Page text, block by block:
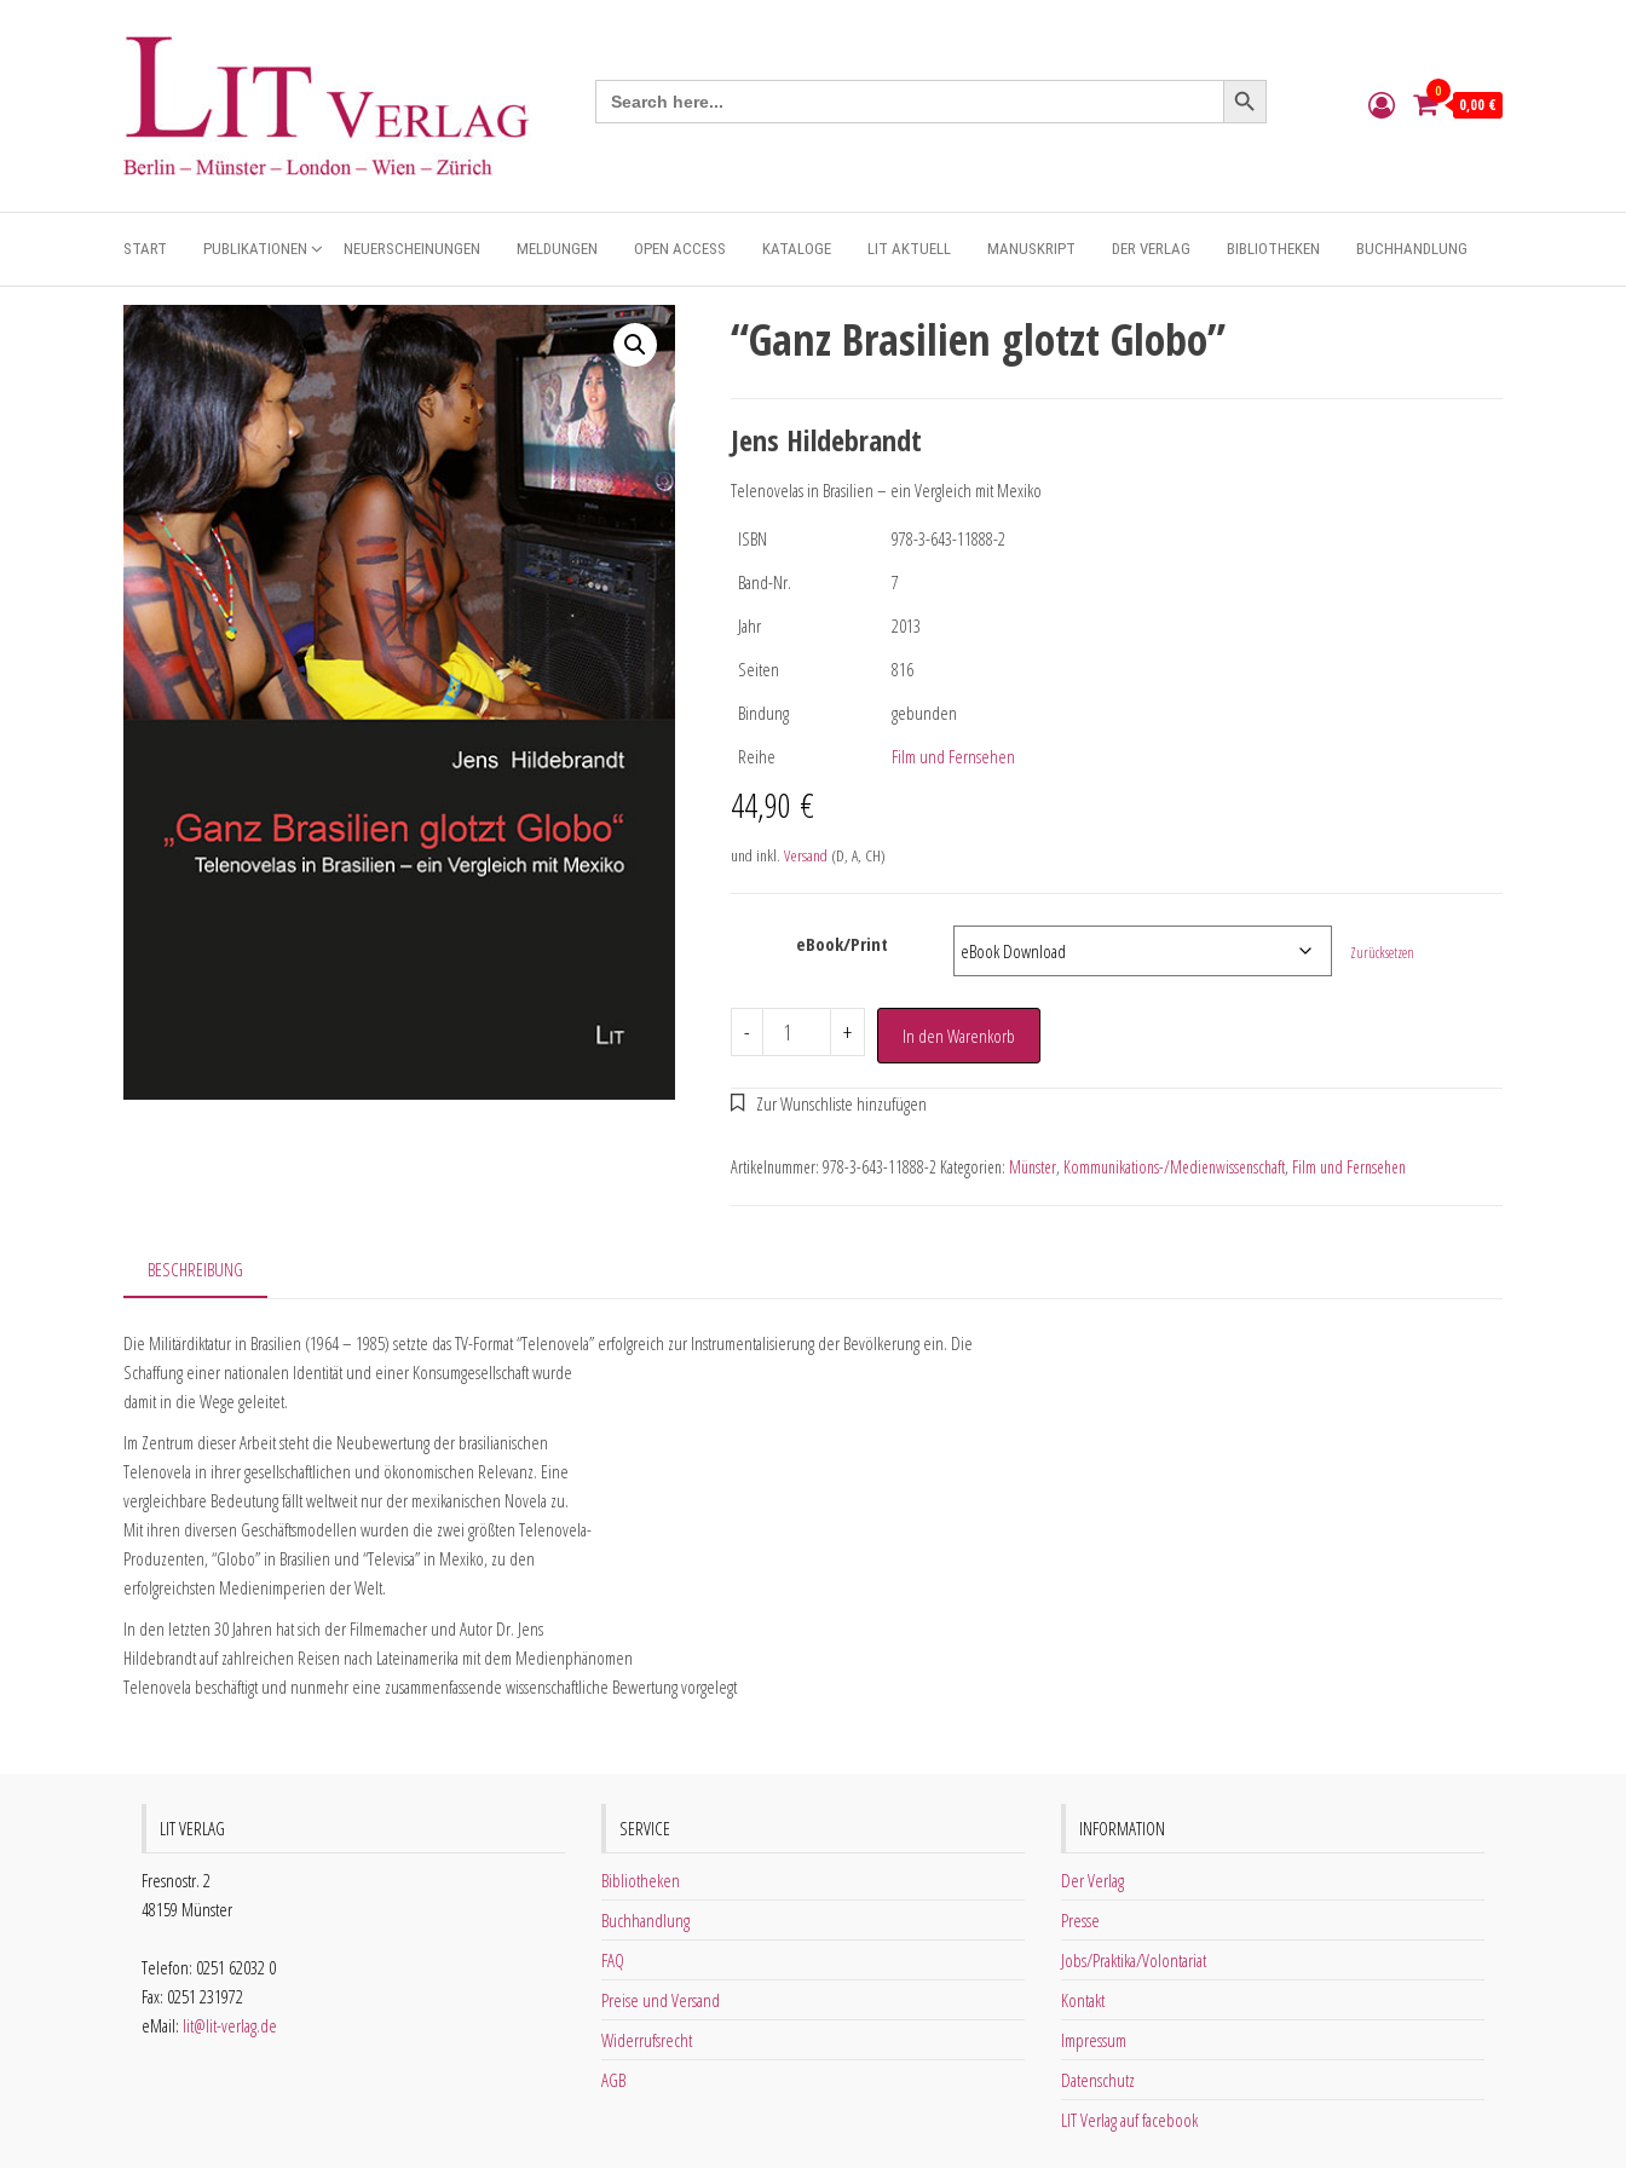
Search
for:
Search Button
0
0,00 €
START PUBLIKATIONEN NEUERSCHEINUNGEN MELDUNGEN OPEN ACCESS KATALOGE LIT AKTUELL MANUSKRIPT DER VERLAG BIBLIOTHEKEN BUCHHANDLUNG
“Ganz Brasilien glotzt Globo”
Jens Hildebrandt
Telenovelas in Brasilien – ein Vergleich mit Mexiko
ISBN
978-3-643-11888-2
Band-Nr.
7
Jahr
2013
Seiten
816
Bindung
gebunden
Reihe
Film und Fernsehen
44,90 €
und inkl. Versand (D, A, CH)
eBook/Print Zurücksetzen
- + In den Warenkorb
Artikelnummer: 978-3-643-11888-2 Kategorien: Münster, Kommunikations-/Medienwissenschaft, Film und Fernsehen
BESCHREIBUNG
Die Militärdiktatur in Brasilien (1964 – 1985) setzte das TV-Format “Telenovela” erfolgreich zur Instrumentalisierung der Bevölkerung ein. Die
Schaffung einer nationalen Identität und einer Konsumgesellschaft wurde
damit in die Wege geleitet.
Im Zentrum dieser Arbeit steht die Neubewertung der brasilianischen
Telenovela in ihrer gesellschaftlichen und ökonomischen Relevanz. Eine
vergleichbare Bedeutung fällt weltweit nur der mexikanischen Novela zu.
Mit ihren diversen Geschäftsmodellen wurden die zwei größten Telenovela-
Produzenten, “Globo” in Brasilien und “Televisa” in Mexiko, zu den
erfolgreichsten Medienimperien der Welt.
In den letzten 30 Jahren hat sich der Filmemacher und Autor Dr. Jens
Hildebrandt auf zahlreichen Reisen nach Lateinamerika mit dem Medienphänomen
Telenovela beschäftigt und nunmehr eine zusammenfassende wissenschaftliche Bewertung vorgelegt
LIT VERLAG
Fresnostr. 2
48159 Münster
Telefon: 0251 62032 0
Fax: 0251 231972
eMail: lit@lit-verlag.de
SERVICE
Bibliotheken
Buchhandlung
FAQ
Preise und Versand
Widerrufsrecht
AGB
INFORMATION
Der Verlag
Presse
Jobs/Praktika/Volontariat
Kontakt
Impressum
Datenschutz
LIT Verlag auf facebook